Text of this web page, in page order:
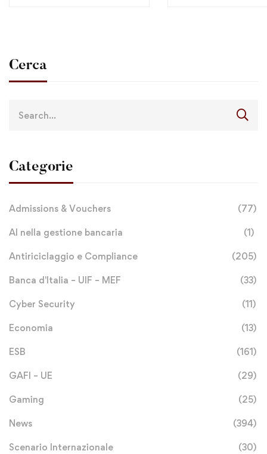
Cerca
Categorie
Admissions & Vouchers (77)
AI nella gestione bancaria (1)
Antiriciclaggio e Compliance (205)
Banca d'Italia – UIF – MEF (33)
Cyber Security (11)
Economia (13)
ESB (161)
GAFI – UE (29)
Gaming (25)
News (394)
Scenario Internazionale (30)